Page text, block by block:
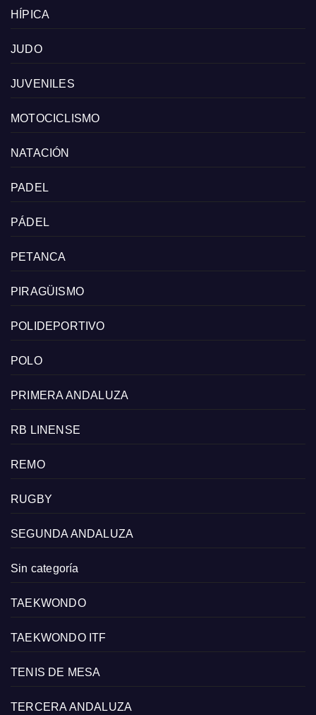
HÍPICA
JUDO
JUVENILES
MOTOCICLISMO
NATACIÓN
PADEL
PÁDEL
PETANCA
PIRAGÜISMO
POLIDEPORTIVO
POLO
PRIMERA ANDALUZA
RB LINENSE
REMO
RUGBY
SEGUNDA ANDALUZA
Sin categoría
TAEKWONDO
TAEKWONDO ITF
TENIS DE MESA
TERCERA ANDALUZA